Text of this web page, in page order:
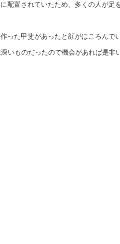
配置されていたため、多くの人が足
った甲斐があったと顔がほころんで
いものだったので機会があれば是非